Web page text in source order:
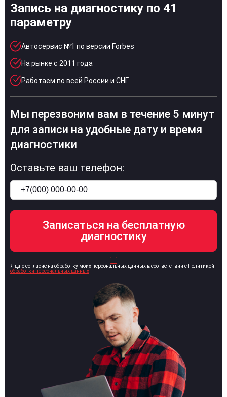
Запись на диагностику по 41
параметру
Автосервис №1 по версии Forbes
На рынке с 2011 года
Работаем по всей России и СНГ
Мы перезвоним вам в течение 5 минут
для записи на удобные дату и время
диагностики
Оставьте ваш телефон:
Я даю согласие на обработку моих персональных данных в соответствии с Политикой
обработки персональных данных